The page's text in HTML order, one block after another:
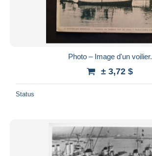
Photo – Image d'un voilier.
± 3,72 $
Status